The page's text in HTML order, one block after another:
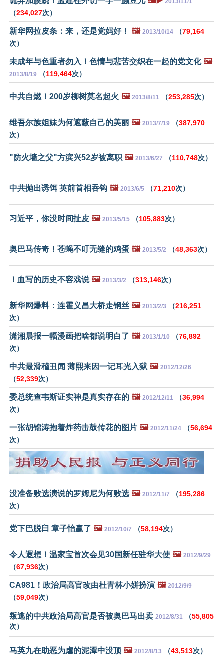
（234,027次）
新华网拉皮条：来，还是党妈好！ 🖼️ 2013/10/14 （79,164
次）
未成年与色重者勿入！色情与悲苦交织在一起的党文化 🖼️
2013/8/19 （119,464次）
中共自燃！200岁柳树莫名起火 🖼️ 2013/8/11 （253,285次）
维吾尔族姐妹为何遮蔽自己的美丽 🖼️ 2013/7/19 （387,970
次）
"防火墙之父"方滨兴52岁被离职 🖼️ 2013/6/27 （110,748次）
中共抛出诱饵 英前首相吞钩 🖼️ 2013/6/5 （71,210次）
习近平，你没时间扯皮 🖼️ 2013/5/15 （105,883次）
奥巴马传奇！苍蝇不叮无缝的鸡蛋 🖼️ 2013/5/2 （48,363次）
！血写的历史不容戏说 🖼️ 2013/3/2 （313,146次）
新华网爆料：连霍义昌大桥走钢丝 🖼️ 2013/2/3 （216,251
次）
潇湘晨报一幅漫画把啥都说明白了 🖼️ 2013/1/10 （76,892
次）
中共最滑稽丑闻 薄熙来因一记耳光入狱 🖼️ 2012/12/26
（52,339次）
委总统查韦斯证实神是真实存在的 🖼️ 2012/12/11 （36,994
次）
一张胡锦涛抱着炸药击鼓传花的图片 🖼️ 2012/11/24 （56,694
次）
没准备败选演说的罗姆尼为何败选 🖼️ 2012/11/7 （195,286
次）
党下巴脱臼 章子怡赢了 🖼️ 2012/10/7 （58,194次）
令人遐想！温家宝首次会见30国新任驻华大使 🖼️ 2012/9/29
（67,936次）
CA981！政治局高官改由杜青林小姘扮演 🖼️ 2012/9/9
（59,049次）
叛逃的中共政治局高官是否被奥巴马出卖 2012/8/31 （55,805
次）
马英九在助恶为虐的泥潭中没顶 🖼️ 2012/8/13 （43,513次）